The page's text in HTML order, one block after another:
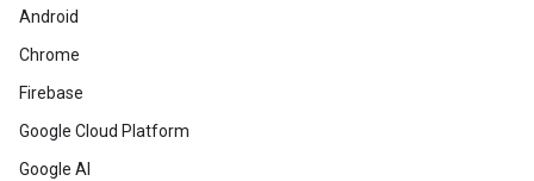
Android
Chrome
Firebase
Google Cloud Platform
Google AI